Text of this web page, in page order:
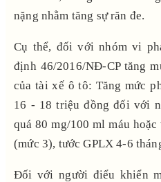
nặng nhằm tăng sự răn đe.
Cụ thể, đối với nhóm vi
định 46/2016/NĐ-CP tăng
của tài xế ô tô: Tăng mức
16 - 18 triệu đồng đối với
quá 80 mg/100 ml máu
(mức 3), tước GPLX 4-6
Đối với người điểu khiển